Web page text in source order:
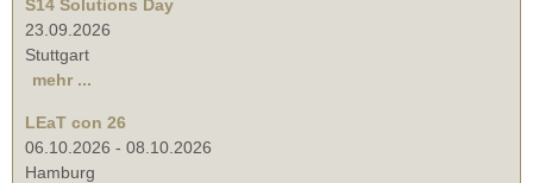
S14 Solutions Day
23.09.2026
Stuttgart
mehr ...
LEaT con 26
06.10.2026 - 08.10.2026
Hamburg